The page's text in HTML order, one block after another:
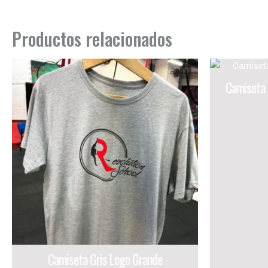
Productos relacionados
Camiseta Gris Logo Grande